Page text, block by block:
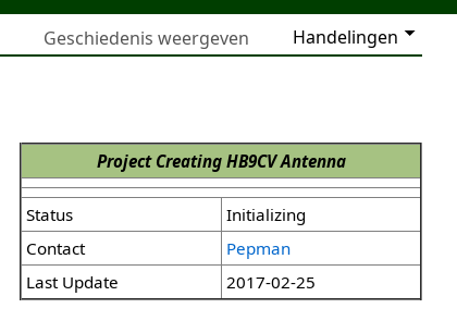
Handelingen
Geschiedenis weergeven
Project Creating HB9CV Antenna
Status
Initializing
Contact
Pepman
Last Update
2017-02-25